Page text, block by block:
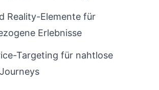
Reality-Elemente für
Erlebnisse
Targeting für nahtlose